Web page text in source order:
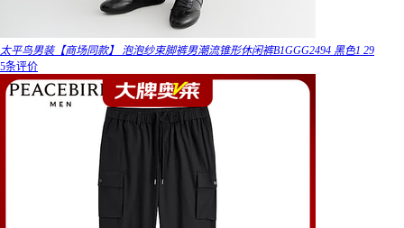
太平鸟男装【商场同款】 泡泡纱束脚裤男潮流锥形休闲裤B1GGG2494 黑色1 29
5条评价